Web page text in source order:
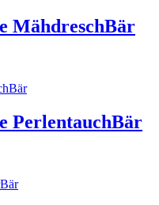
MähdreschBär
PerlentauchBär